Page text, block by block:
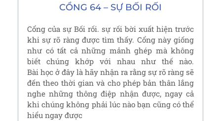
CỔNG 64 – SỰ BỐI RỐI
Cổng của sự Bối rối. sự rối bời xuất hiện trước
khi sự rõ ràng được tìm thấy. Cổng này giống
như có tất cả những mảnh ghép mà không
biết chúng khớp với nhau như thế nào.
Bài học ở đây là hãy nhận ra rằng sự rõ ràng sẽ
đến theo thời gian và cho phép bản thân lắng
nghe những thông điệp nhận được, ngay cả
khi chúng không phải lúc nào bạn cũng có thể
hiểu ngay được